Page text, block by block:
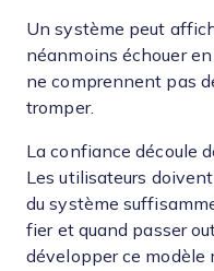
Un système peut
néanmoins échouer
ne comprennent pas
tromper.
La confiance découle
Les utilisateurs
du système
fier et quand passer
développer ce modèle